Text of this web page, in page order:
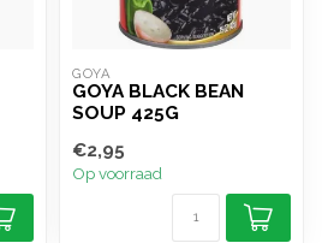
GOYA
GOYA BLACK BEAN
SOUP 425G
€2,95
Op voorraad